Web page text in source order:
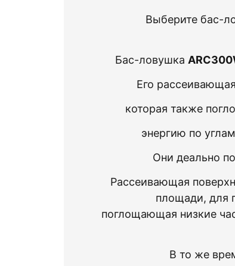
Выберите бас-
Бас-ловушка
Его рассеивающая
которая также
энергию по углам
Они деально
Рассеивающая
площади, для
поглощающая низкие
В то же